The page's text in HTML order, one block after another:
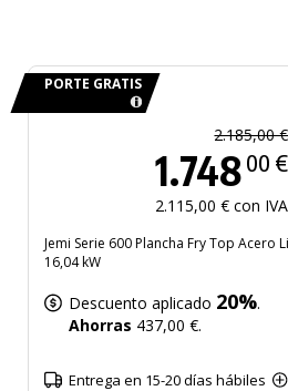
PORTE GRATIS
2.185,00 €
1.748 00 €
2.115,00 € con IVA
Jemi Serie 600 Plancha Fry Top Acero
16,04 kW
Descuento aplicado 20%.
Ahorras 437,00 €.
Entrega en 15-20 días hábiles